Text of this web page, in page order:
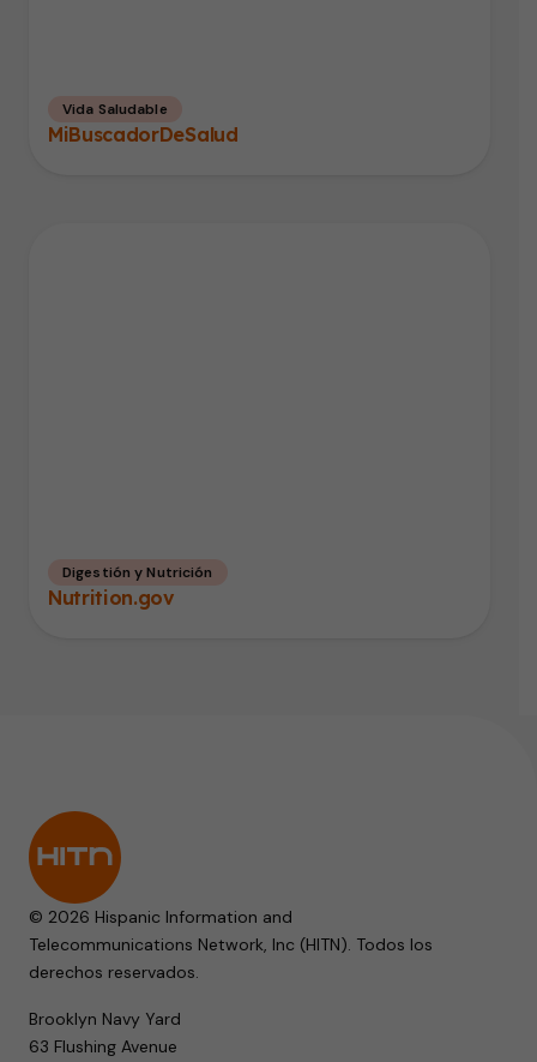
Vida Saludable
MiBuscadorDeSalud
Digestión y Nutrición
Nutrition.gov
© 2026 Hispanic Information and
Telecommunications Network, Inc (HITN). Todos los
derechos reservados.
Brooklyn Navy Yard
63 Flushing Avenue